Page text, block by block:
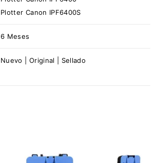
Plotter Canon IPF6400S
6 Meses
Nuevo | Original | Sellado